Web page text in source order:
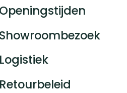
Openingstijden
Showroombezoek
Logistiek
Retourbeleid